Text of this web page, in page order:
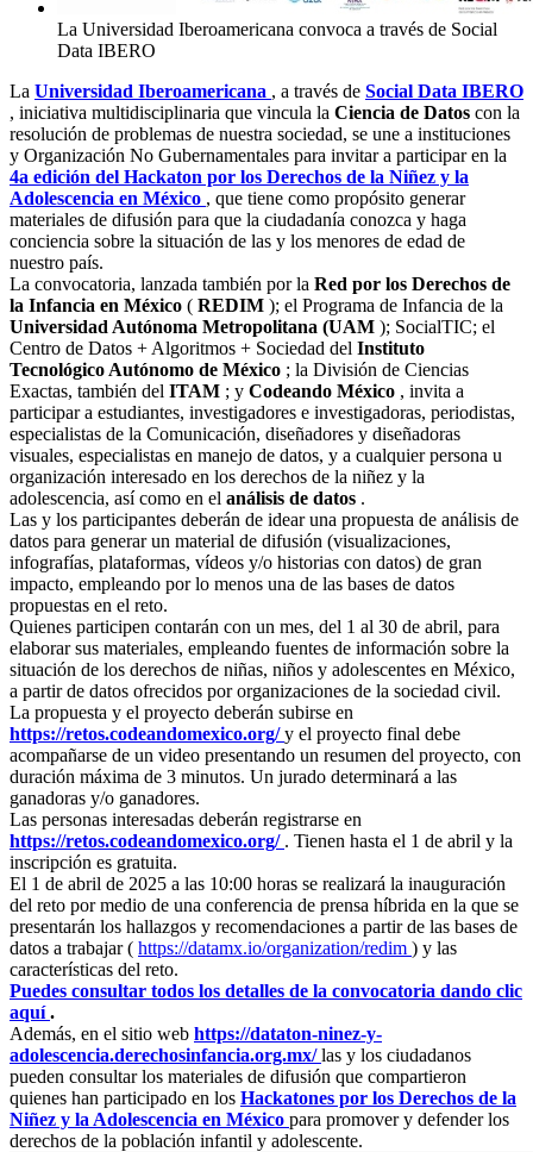
La Universidad Iberoamericana convoca a través de Social
Data IBERO
La Universidad Iberoamericana , a través de Social Data IBERO
, iniciativa multidisciplinaria que vincula la Ciencia de Datos con la
resolución de problemas de nuestra sociedad, se une a instituciones
y Organización No Gubernamentales para invitar a participar en la
4a edición del Hackaton por los Derechos de la Niñez y la
Adolescencia en México , que tiene como propósito generar
materiales de difusión para que la ciudadanía conozca y haga
conciencia sobre la situación de las y los menores de edad de
nuestro país.
La convocatoria, lanzada también por la Red por los Derechos de
la Infancia en México ( REDIM ); el Programa de Infancia de la
Universidad Autónoma Metropolitana (UAM ); SocialTIC; el
Centro de Datos + Algoritmos + Sociedad del Instituto
Tecnológico Autónomo de México ; la División de Ciencias
Exactas, también del ITAM ; y Codeando México , invita a
participar a estudiantes, investigadores e investigadoras, periodistas,
especialistas de la Comunicación, diseñadores y diseñadoras
visuales, especialistas en manejo de datos, y a cualquier persona u
organización interesado en los derechos de la niñez y la
adolescencia, así como en el análisis de datos .
Las y los participantes deberán de idear una propuesta de análisis de
datos para generar un material de difusión (visualizaciones,
infografías, plataformas, vídeos y/o historias con datos) de gran
impacto, empleando por lo menos una de las bases de datos
propuestas en el reto.
Quienes participen contarán con un mes, del 1 al 30 de abril, para
elaborar sus materiales, empleando fuentes de información sobre la
situación de los derechos de niñas, niños y adolescentes en México,
a partir de datos ofrecidos por organizaciones de la sociedad civil.
La propuesta y el proyecto deberán subirse en
https://retos.codeandomexico.org/y el proyecto final debe
acompañarse de un video presentando un resumen del proyecto, con
duración máxima de 3 minutos. Un jurado determinará a las
ganadoras y/o ganadores.
Las personas interesadas deberán registrarse en
https://retos.codeandomexico.org/ . Tienen hasta el 1 de abril y la
inscripción es gratuita.
El 1 de abril de 2025 a las 10:00 horas se realizará la inauguración
del reto por medio de una conferencia de prensa híbrida en la que se
presentarán los hallazgos y recomendaciones a partir de las bases de
datos a trabajar ( https://datamx.io/organization/redim ) y las
características del reto.
Puedes consultar todos los detalles de la convocatoria dando clic
aquí.
Además, en el sitio web https://dataton-ninez-y-
adolescencia.derechosinfancia.org.mx/las y los ciudadanos
pueden consultar los materiales de difusión que compartieron
quienes han participado en los Hackatones por los Derechos de la
Niñez y la Adolescencia en México para promover y defender los
derechos de la población infantil y adolescente.